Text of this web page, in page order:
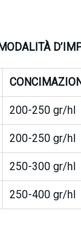
200-250 gr/hl
200-250 gr/hl
250-300 gr/hl
250-400 gr/hl